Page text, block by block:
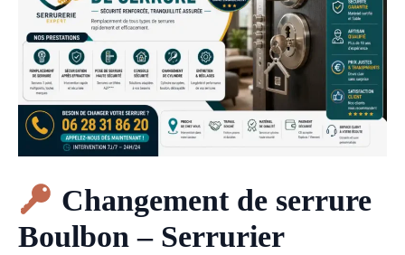
Changement de serrure
Boulbon – Serrurier